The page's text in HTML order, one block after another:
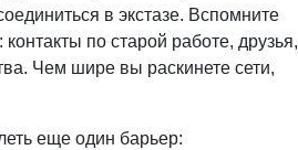
в экстазе. Вспомните
по старой работе, друзья,
Чем шире вы раскинете сети,
еще один барьер: